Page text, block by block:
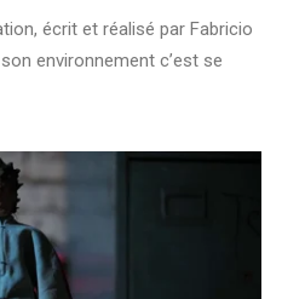
écrit et réalisé par Fabricio
environnement c’est se